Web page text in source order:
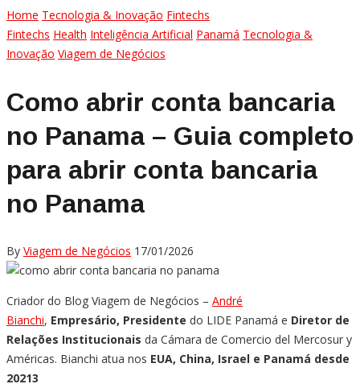
Home Tecnologia & Inovação Fintechs
Fintechs Health Inteligência Artificial Panamá Tecnologia &
Inovação Viagem de Negócios
Como abrir conta bancaria
no Panama – Guia completo
para abrir conta bancaria
no Panama
By Viagem de Negócios 17/01/2026
Criador do Blog Viagem de Negócios – André
Bianchi, Empresário, Presidente do LIDE Panamá e Diretor de
Relações Institucionais da Cámara de Comercio del Mercosur y
Américas. Bianchi atua nos EUA, China, Israel e Panamá desde
20213